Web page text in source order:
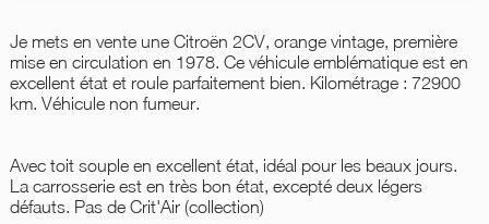
Je mets en vente une Citroën 2CV, orange vintage, première
mise en circulation en 1978. Ce véhicule emblématique est en
excellent état et roule parfaitement bien. Kilométrage : 72900
km. Véhicule non fumeur.
Avec toit souple en excellent état, idéal pour les beaux jours.
La carrosserie est en très bon état, excepté deux légers
défauts. Pas de Crit'Air (collection)